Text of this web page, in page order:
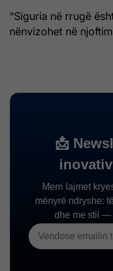
“Siguria në rrugë
nënvizohet në